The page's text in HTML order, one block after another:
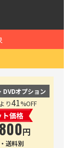
DVDオプション
り41%OFF
円
送料別